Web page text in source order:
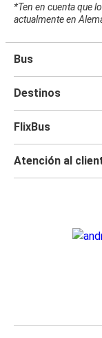
*Ten en cuenta que
actualmente en
Bus
Destinos
FlixBus
Atención al